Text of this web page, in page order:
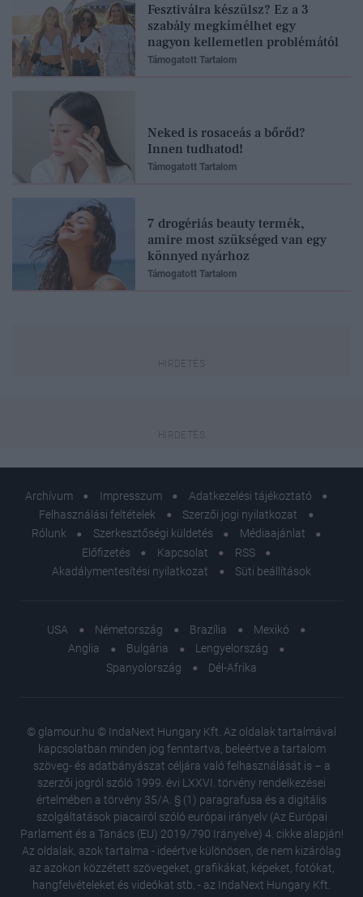
Fesztiválra készülsz? Ez a 3
szabály megkímélhet egy
nagyon kellemetlen problémától
Támogatott Tartalom
Neked is rosaceás a bőrőd?
Innen tudhatod!
Támogatott Tartalom
7 drogériás beauty termék,
amire most szükséged van egy
könnyed nyárhoz
Támogatott Tartalom
Archívum Impresszum
Adatkezelési tájékoztató
Felhasználási feltételek
Szerzői jogi nyilatkozat
Rólunk
Szerkesztőségi küldetés
Médiaajánlat
Előfizetés
Kapcsolat
RSS
Akadálymentesítési nyilatkozat
Süti beállítások
USA Németország Brazília
Mexikó
Anglia
Bulgária
Lengyelország
Spanyolország
Dél-Afrika
© glamour.hu © IndaNext Hungary Kft. Az oldalak tartalmával
kapcsolatban minden jog fenntartva, beleértve a tartalom
szöveg- és adatbányászat céljára való felhasználását is – a
szerzői jogról szóló 1999. évi LXXVI. törvény rendelkezései
értelmében a törvény 35/A. § (1) paragrafusa és a digitális
szolgáltatások piacairól szóló európai irányelv (Az Európai
Parlament és a Tanács (EU) 2019/790 Irányelve) 4. cikke alapján!
Az oldalak, azok tartalma - ideértve különösen, de nem kizárólag
az azokon közzétett szövegeket, grafikákat, képeket, fotókat,
hangfelvételeket és videókat stb. - az IndaNext Hungary Kft.